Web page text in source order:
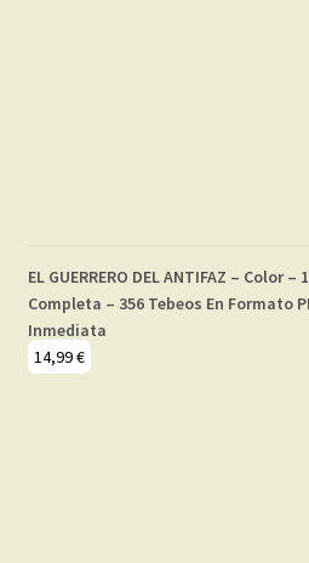
EL GUERRERO DEL ANTIFAZ – Color
Completa – 356 Tebeos En Formato
Inmediata
14,99€